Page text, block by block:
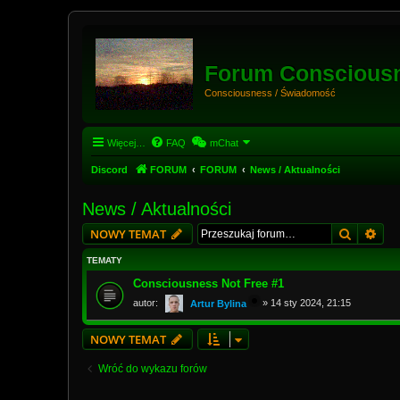
Forum
Consciousness / Świadomość
Więcej… FAQ mChat
Discord FORUM FORUM News / Aktualności
News / Aktualności
NOWY TEMAT Szukaj
TEMATY
Consciousness Not Free #1
autor: Artur Bylina » 14 sty 2024, 21:15
NOWY TEMAT
Wróć do wykazu forów